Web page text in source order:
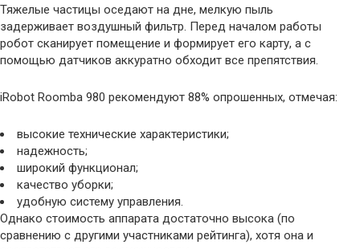
Тяжелые частицы оседают на дне, мелкую пыль
задерживает воздушный фильтр. Перед началом работы
робот сканирует помещение и формирует его карту, а с
помощью датчиков аккуратно обходит все препятствия.
iRobot Roomba 980 рекомендуют 88% опрошенных, отмечая:
высокие технические характеристики;
надежность;
широкий функционал;
качество уборки;
удобную систему управления.
Однако стоимость аппарата достаточно высока (по
сравнению с другими участниками рейтинга), хотя она и